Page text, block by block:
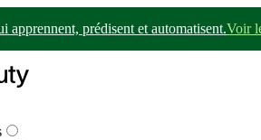
apprennent, prédisent et automatisent.Voir